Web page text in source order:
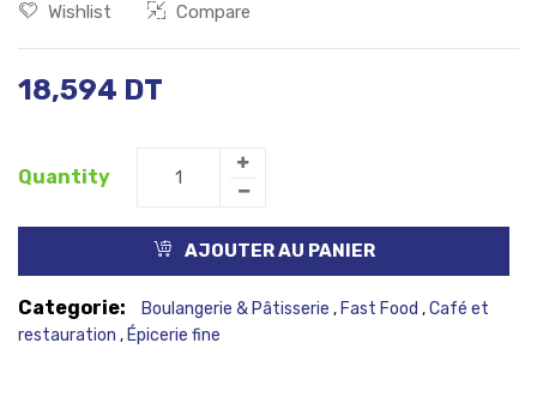
Wishlist Compare
18,594 DT
Quantity
AJOUTER AU PANIER
Categorie: Boulangerie & Pâtisserie , Fast Food , Café et
restauration , Épicerie fine